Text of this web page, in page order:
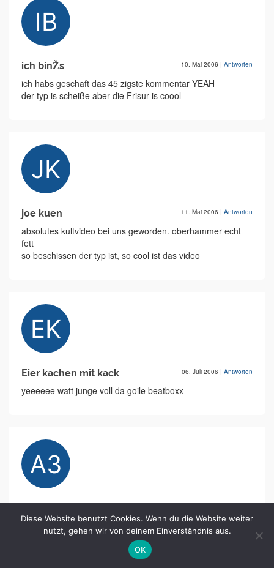
ich binŽs 10. Mai 2006 | Antworten
ich habs geschaft das 45 zigste kommentar YEAH
der typ is scheiße aber die Frisur is coool
joe kuen 11. Mai 2006 | Antworten
absolutes kultvideo bei uns geworden. oberhammer echt
fett
so beschissen der typ ist, so cool ist das video
Eier kachen mit kack 06. Juli 2006 | Antworten
yeeeeee watt junge voll da goile beatboxx
echt fett ist der kracher 1++
Diese Website benutzt Cookies. Wenn du die Website weiter
nutzt, gehen wir von deinem Einverständnis aus.
OK